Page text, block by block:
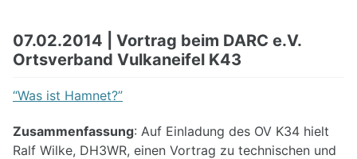
07.02.2014 | Vortrag beim DARC e.V.
Ortsverband Vulkaneifel K43
“Was ist Hamnet?”
Zusammenfassung: Auf Einladung des OV K34 hielt
Ralf Wilke, DH3WR, einen Vortrag zu technischen und